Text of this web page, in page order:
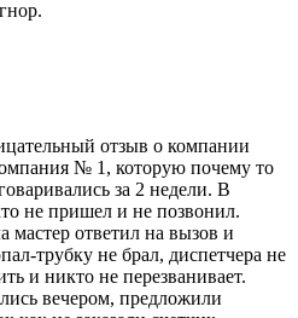
отзыв о компании
№ 1, которую почему то
за 2 недели. В
не пришел и не позвонил.
мастер ответил на вызов и
трубку не брал, диспетчера не
и никто не перезванивает.
вечером, предложили